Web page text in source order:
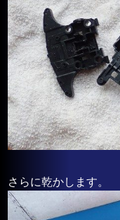
さらに乾かします。